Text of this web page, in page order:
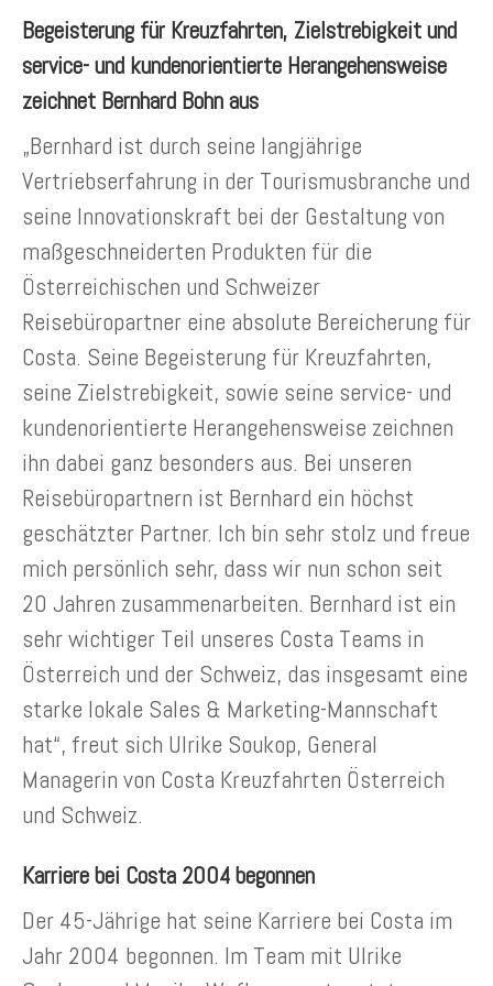
Begeisterung für Kreuzfahrten, Zielstrebigkeit und
service- und kundenorientierte Herangehensweise
zeichnet Bernhard Bohn aus
„Bernhard ist durch seine langjährige
Vertriebserfahrung in der Tourismusbranche und
seine Innovationskraft bei der Gestaltung von
maßgeschneiderten Produkten für die
Österreichischen und Schweizer
Reisebüropartner eine absolute Bereicherung für
Costa. Seine Begeisterung für Kreuzfahrten,
seine Zielstrebigkeit, sowie seine service- und
kundenorientierte Herangehensweise zeichnen
ihn dabei ganz besonders aus. Bei unseren
Reisebüropartnern ist Bernhard ein höchst
geschätzter Partner. Ich bin sehr stolz und freue
mich persönlich sehr, dass wir nun schon seit
20 Jahren zusammenarbeiten. Bernhard ist ein
sehr wichtiger Teil unseres Costa Teams in
Österreich und der Schweiz, das insgesamt eine
starke lokale Sales & Marketing-Mannschaft
hat“, freut sich Ulrike Soukop, General
Managerin von Costa Kreuzfahrten Österreich
und Schweiz.
Karriere bei Costa 2004 begonnen
Der 45-Jährige hat seine Karriere bei Costa im
Jahr 2004 begonnen. Im Team mit Ulrike